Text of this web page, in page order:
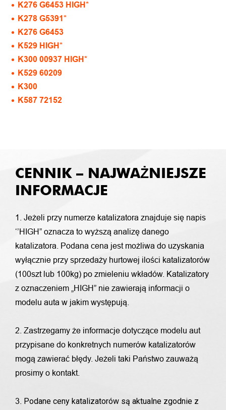
K276 G6453 HIGH*
K278 G5391*
K276 G6453
K529 HIGH*
K300 00937 HIGH*
K529 60209
K300
K587 72152
CENNIK – NAJWAŻNIEJSZE
INFORMACJE
1. Jeżeli przy numerze katalizatora znajduje się napis
‘’HIGH” oznacza to wyższą analizę danego
katalizatora. Podana cena jest możliwa do uzyskania
wyłącznie przy sprzedaży hurtowej ilości katalizatorów
(100szt lub 100kg) po zmieleniu wkładów. Katalizatory
z oznaczeniem „HIGH” nie zawierają informacji o
modelu auta w jakim występują.
2. Zastrzegamy że informacje dotyczące modelu aut
przypisane do konkretnych numerów katalizatorów
mogą zawierać błędy. Jeżeli taki Państwo zauważą
prosimy o kontakt.
3. Podane ceny katalizatorów są aktualne zgodnie z